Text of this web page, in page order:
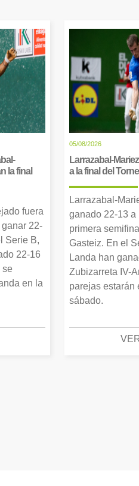
la final
fuera
22-
Serie B,
22-16
se
en la
05/08/2026
Larrazabal-
a la final del
Larrazabal-
ganado 22-13
primera
Gasteiz. En el
Landa han
Zubizarreta IV-
parejas estarán
sábado.